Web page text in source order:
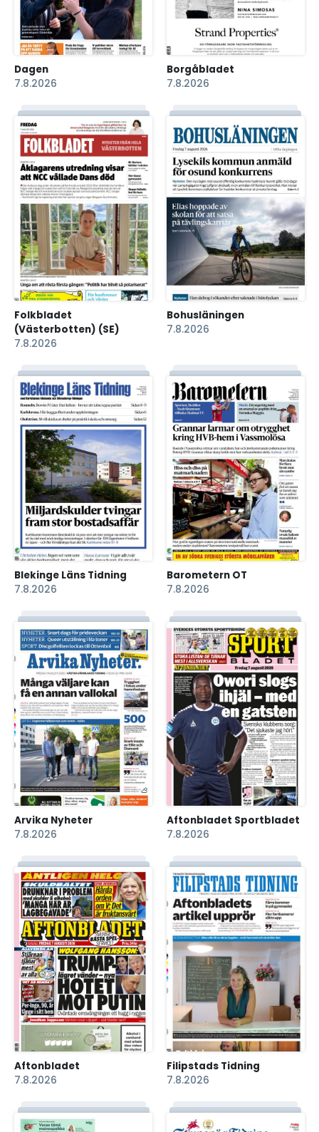
Dagen
7.8.2026
Borgåbladet
7.8.2026
Folkbladet
(Västerbotten) (SE)
7.8.2026
Bohusläningen
7.8.2026
Blekinge Läns Tidning
7.8.2026
Barometern OT
7.8.2026
Arvika Nyheter
7.8.2026
Aftonbladet Sportbladet
7.8.2026
Aftonbladet
7.8.2026
Filipstads Tidning
7.8.2026